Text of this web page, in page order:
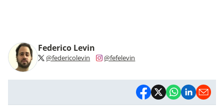
Federico Levin
@federicolevin @fefelevin